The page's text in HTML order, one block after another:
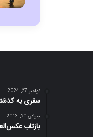
نوامبر 27, 2024
سفری به
جولای 20, 2013
بازتاب